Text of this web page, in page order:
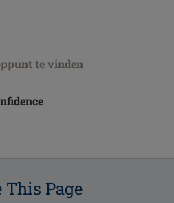
te vinden
This Page